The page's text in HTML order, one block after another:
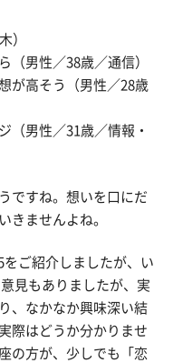
）
（男性／38歳／通信）
が高そう（男性／28歳
（男性／31歳／情報・
ですね。想いを口にだ
きませんよね。
ご紹介しましたが、い
見もありましたが、実
、なかなか興味深い結
際はどうか分かりませ
の方が、少しでも「恋